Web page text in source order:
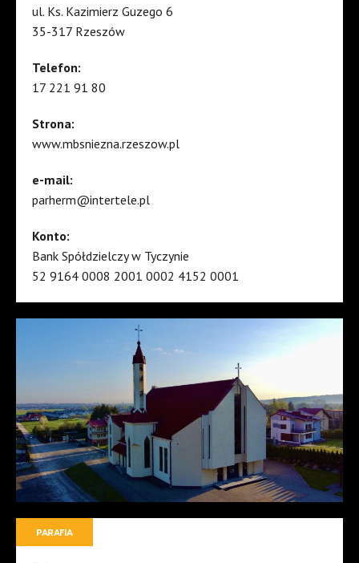
ul. Ks. Kazimierz Guzego 6
35-317 Rzeszów
Telefon:
17 221 91 80
Strona:
www.mbsniezna.rzeszow.pl
e-mail:
parherm@intertele.pl
Konto:
Bank Spółdzielczy w Tyczynie
52 9164 0008 2001 0002 4152 0001
PARAFIA